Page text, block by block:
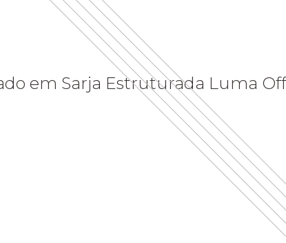
em Sarja Estruturada Luma